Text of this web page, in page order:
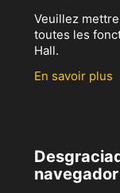
Veuillez
toutes les
Hall.
En savoir plus